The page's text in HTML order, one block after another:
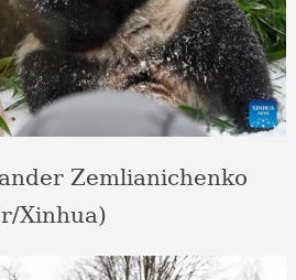
Zemlianichenko
Xinhua)